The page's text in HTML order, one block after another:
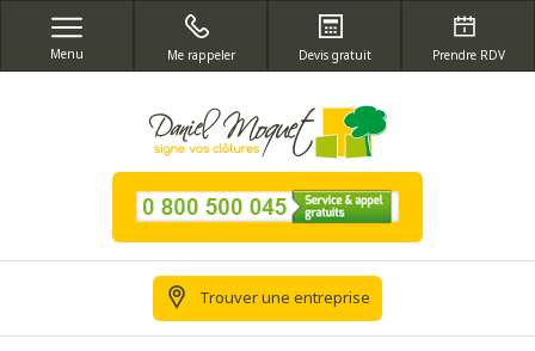
Menu Me rappeler Devis gratuit Prendre RDV
Trouver une entreprise